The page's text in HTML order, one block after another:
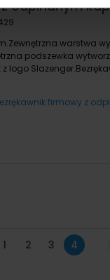
odpinanym
warstwa
podszewka
logo
firmowy z
1 2 3 4